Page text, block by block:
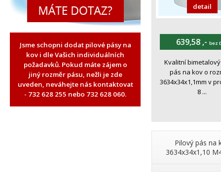
Jsme schopni dodat pilové pásy na
kov i dle Vašich individuálních
požadavků. Pokud máte zájem o
jiný rozměr pásu, nežli je zde
uveden, neváhejte nás kontaktovat
- 732 628 255 nebo 732 628 060.
detail
639,58 ,- bez
Kvalitní
pás na kov o
3634x34x1,1mm v
8 ...
Pilový pás na
3634x34x1,10